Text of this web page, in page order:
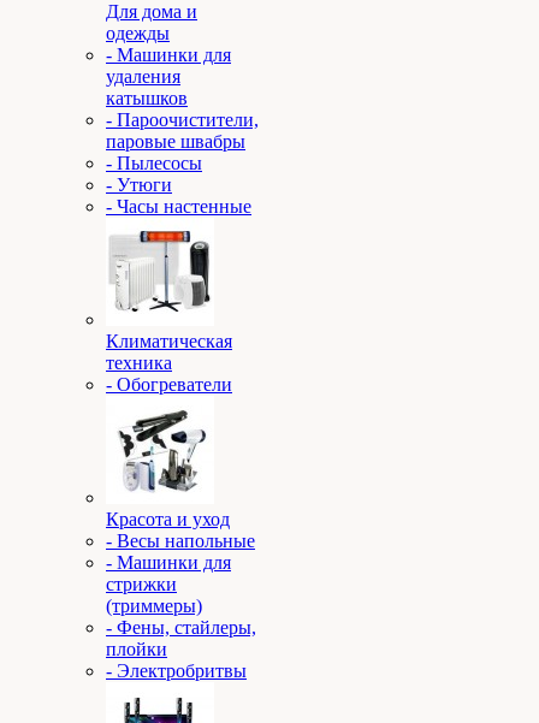
Для дома и
одежды
- Машинки для
удаления
катышков
- Пароочистители,
паровые швабры
- Пылесосы
- Утюги
- Часы настенные
Климатическая
техника
- Обогреватели
Красота и уход
- Весы напольные
- Машинки для
стрижки
(триммеры)
- Фены, стайлеры,
плойки
- Электробритвы